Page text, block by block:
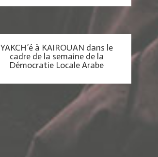
YAKCH’é à KAIROUAN dans le
cadre de la semaine de la
Démocratie Locale Arabe